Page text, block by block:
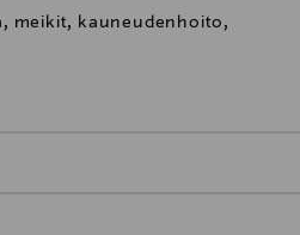
meikit, kauneudenhoito,